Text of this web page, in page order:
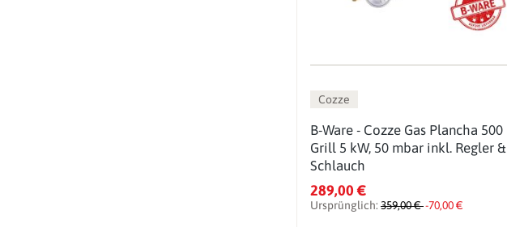
Cozze
B-Ware - Cozze Gas Plancha 500
Grill 5 kW, 50 mbar inkl. Regler &
Schlauch
289,00 €
Ursprünglich: 359,00 €-70,00 €